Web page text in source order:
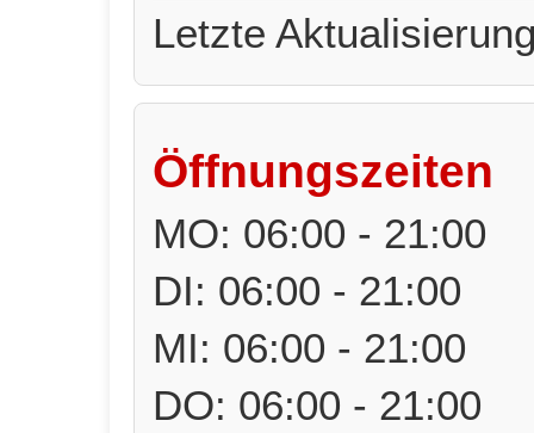
Letzte
Öffnungszeiten
MO: 06:00 - 21:00
DI: 06:00 - 21:00
MI: 06:00 - 21:00
DO: 06:00 - 21:00